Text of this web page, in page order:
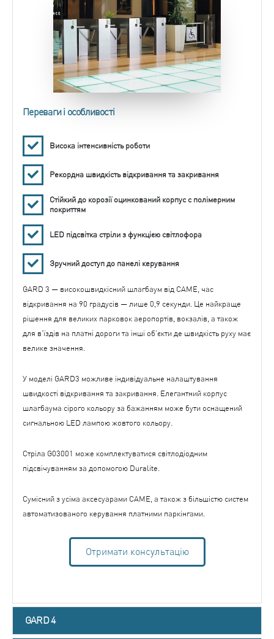
Переваги і особливості
Висока інтенсивність роботи
Рекордна швидкість відкривання та закривання
Стійкий до корозії оцинкований корпус с полімерним
покриттям
LED підсвітка стріли з функцією світлофора
Зручний доступ до панелі керування
GARD 3 — високошвидкісний шлагбаум від CAME, час
відкривання на 90 градусів — лише 0,9 секунди. Це найкраще
рішення для великих парковок аеропортів, вокзалів, а також
для в’їздів на платні дороги та інші об’єкти де швидкість руху має
велике значення.
У моделі GARD3 можливе індивідуальне налаштування
швидкості відкривання та закривання. Елегантний корпус
шлагбаума сірого кольору за бажанням може бути оснащений
сигнальною LED лампою жовтого кольору.
Стріла G03001 може комплектуватися світлодіодним
підсвічуванням за допомогою Duralite.
Сумісний з усіма аксесуарами САМЕ, а також з більшістю систем
автоматизованого керування платними паркінгами.
Отримати консультацію
GARD 4